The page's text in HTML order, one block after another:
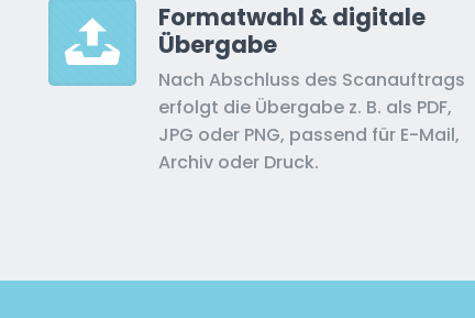
Formatwahl & digitale
Übergabe
Nach Abschluss des Scanauftrags
erfolgt die Übergabe z. B. als PDF,
JPG oder PNG, passend für E-Mail,
Archiv oder Druck.